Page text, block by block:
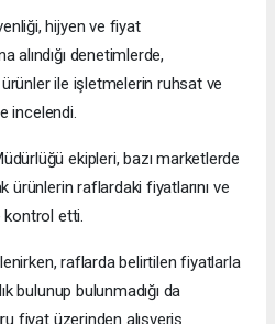
hijyen ve fiyat
alındığı denetimlerde,
ile işletmelerin ruhsat ve
incelendi.
ekipleri, bazı marketlerde
ürünlerin raflardaki fiyatlarını ve
kontrol etti.
raflarda belirtilen fiyatlarla
bulunup bulunmadığı da
fiyat üzerinden alışveriş